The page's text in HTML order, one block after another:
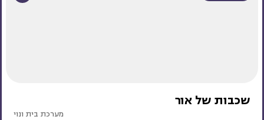
שכבות של אור
מערכת בית ונוי